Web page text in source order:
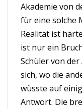
Akademie von
für eine solche
Realität ist
ist nur ein
Schüler von
sich, wo die
wüsste auf
Antwort. Die